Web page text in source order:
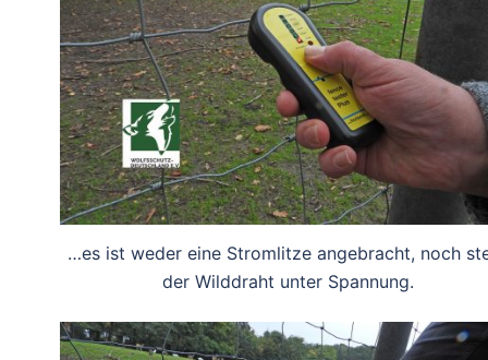
…es ist weder eine Stromlitze angebracht, noch
der Wilddraht unter Spannung.